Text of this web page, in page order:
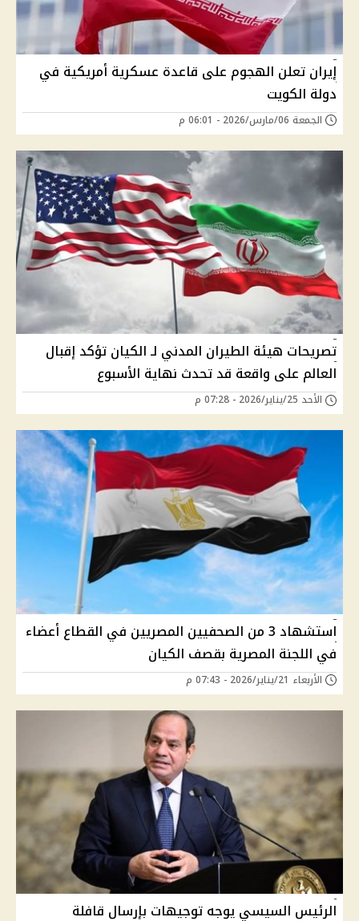
إيران تعلن الهجوم على قاعدة عسكرية أمريكية في
دولة الكويت
الجمعة 06/مارس/2026 - 06:01 م
تصريحات هيئة الطيران المدني لـ الكيان تؤكد إقبال
العالم على واقعة قد تحدث نهاية الأسبوع
الأحد 25/يناير/2026 - 07:28 م
استشهاد 3 من الصحفيين المصريين في القطاع أعضاء
في اللجنة المصرية بقصف الكيان
الأربعاء 21/يناير/2026 - 07:43 م
الرئيس السيسي يوجه توجيهات بإرسال قافلة